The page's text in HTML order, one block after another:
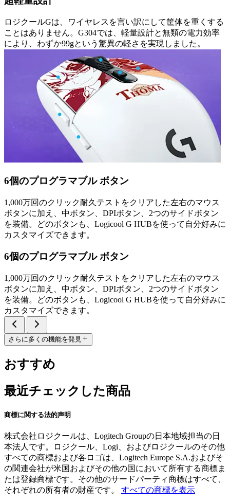
ロジクールGは、ワイヤレスを言い訳にして筐体を重くする
ことはありません。G304では、軽量設計と無類の電力効率
により、わずか99gという驚異の軽さを実現しました。
6個のプログラマブル ボタン
1,000万回のクリック耐久テストをクリアした左右のマウス
ボタンに加え、中ボタン、DPIボタン、2つのサイドボタン
を装備。どのボタンも、Logicool G HUBを使って自分好みに
カスタマイズできます。
6個のプログラマブル ボタン
1,000万回のクリック耐久テストをクリアした左右のマウス
ボタンに加え、中ボタン、DPIボタン、2つのサイドボタン
を装備。どのボタンも、Logicool G HUBを使って自分好みに
カスタマイズできます。
さらに多くの機能を発見
おすすめ
最近チェックした商品
商標に関する法的声明
株式会社ロジクールは、Logitech Groupの日本地域担当の日
本法人です。ロジクール、Logi、およびロジクールのその他
すべての商標および各ロゴは、Logitech Europe S.A.およびそ
の関連会社が米国およびその他の国において所有する商標ま
たは登録商標です。その他のサードパーティ商標はすべて、
それぞれの所有者の財産です。 すべての商標を表示